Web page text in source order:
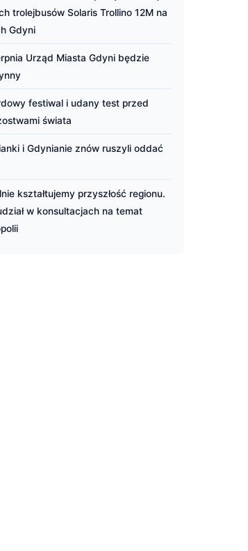
trolejbusów Solaris Trollino 12M na
Gdyni
Urząd Miasta Gdyni będzie
festiwal i udany test przed
świata
i Gdynianie znów ruszyli oddać
kształtujemy przyszłość regionu.
w konsultacjach na temat